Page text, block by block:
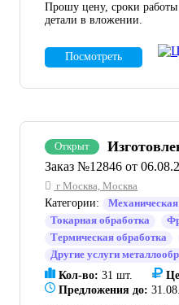
Прошу цену, сроки
детали в вложении.
Посмотреть
Открыт
Заказ №12846 от
г Москва, Москва
Категории:
Токарная обработка
Термическая обработка
Другие услуги
Кол-во: 31 шт.
Предложения до: